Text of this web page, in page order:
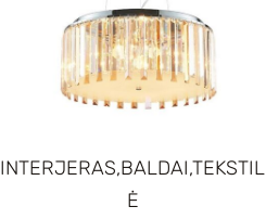
INTERJERAS,BALDAI,TEKSTIL
Ė